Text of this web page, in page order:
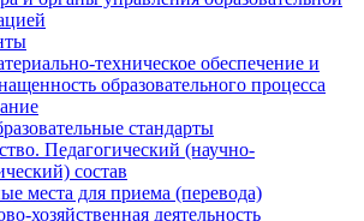
техническое обеспечение и
образовательного процесса
стандарты
Педагогический (научно-
состав
места для приема (перевода)
хозяйственная деятельность